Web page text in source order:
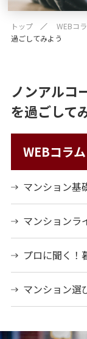
トップ WEBコ
過ごしてみよう
ノンアルコ
を過ごして
WEBコラム
マンション基
マンションラ
プロに聞く！
マンション選